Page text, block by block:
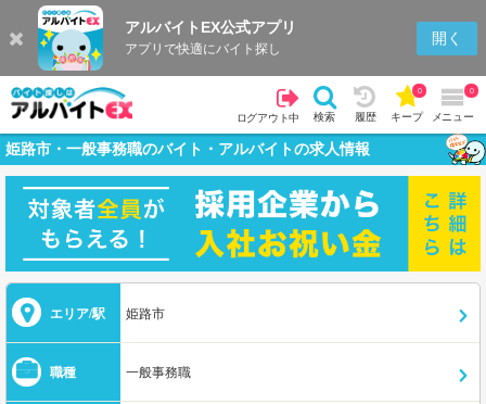
アルバイトEX公式アプリ
アプリで快適にバイト探し
開く
ログアウト中 検索 履歴 キープ
0
メニュー
0
姫路市・一般事務職のバイト・アルバイトの求人情報
エリア/駅 姫路市
職種 一般事務職